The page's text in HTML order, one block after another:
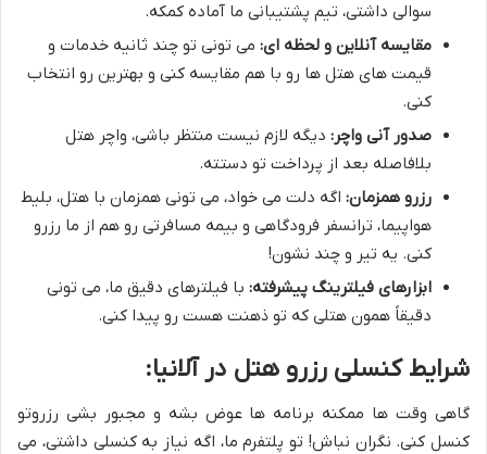
سوالی داشتی، تیم پشتیبانی ما آماده کمکه.
مقایسه آنلاین و لحظه ای: می تونی تو چند ثانیه خدمات و
قیمت های هتل ها رو با هم مقایسه کنی و بهترین رو انتخاب
کنی.
صدور آنی واچر: دیگه لازم نیست منتظر باشی، واچر هتل
بلافاصله بعد از پرداخت تو دستته.
رزرو همزمان: اگه دلت می خواد، می تونی همزمان با هتل، بلیط
هواپیما، ترانسفر فرودگاهی و بیمه مسافرتی رو هم از ما رزرو
کنی. یه تیر و چند نشون!
ابزارهای فیلترینگ پیشرفته: با فیلترهای دقیق ما، می تونی
دقیقاً همون هتلی که تو ذهنت هست رو پیدا کنی.
شرایط کنسلی رزرو هتل در آلانیا:
گاهی وقت ها ممکنه برنامه ها عوض بشه و مجبور بشی رزروتو
کنسل کنی. نگران نباش! تو پلتفرم ما، اگه نیاز به کنسلی داشتی، می